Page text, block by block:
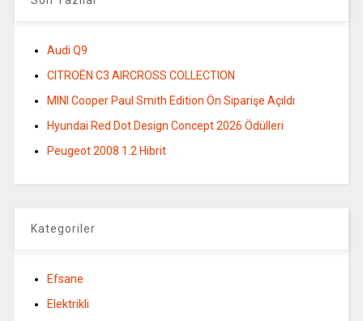
Audi Q9
CITROËN C3 AIRCROSS COLLECTION
MINI Cooper Paul Smith Edition Ön Siparişe Açıldı
Hyundai Red Dot Design Concept 2026 Ödülleri
Peugeot 2008 1.2 Hibrit
Kategoriler
Efsane
Elektrikli